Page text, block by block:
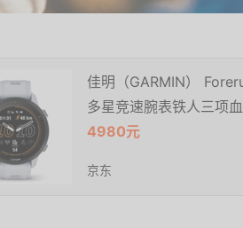
佳明（GARMIN）
多星竞速腕表铁人三项
4980元
京东